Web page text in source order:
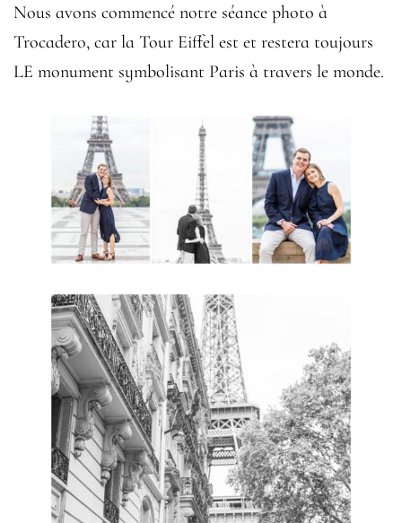
Nous avons commencé notre séance photo à
Trocadero, car la Tour Eiffel est et restera toujours
LE monument symbolisant Paris à travers le monde.